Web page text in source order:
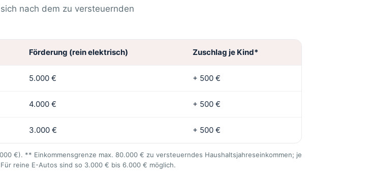
nach dem zu versteuernden
Förderung (rein elektrisch) Zuschlag je Kind*
5.000 € + 500 €
4.000 € + 500 €
3.000 € + 500 €
€). ** Einkommensgrenze max. 80.000 € zu versteuerndes Haushaltsjahreseinkommen; je
reine E-Autos sind so 3.000 € bis 6.000 € möglich.